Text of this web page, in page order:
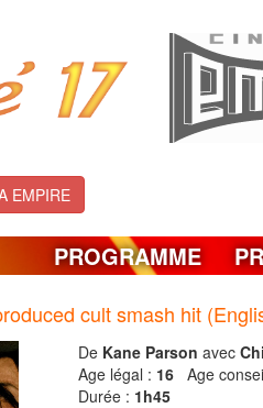
EMPIRE
PROGRAMME
cult smash hit
De Kane Parson avec
Age légal : 16 Age
Durée : 1h45